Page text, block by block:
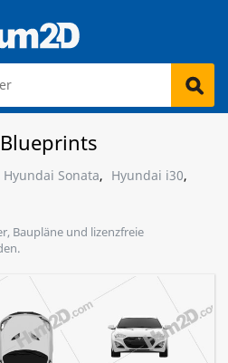
Hyundai Sonata, Hyundai i30,
Baupläne und lizenzfreie